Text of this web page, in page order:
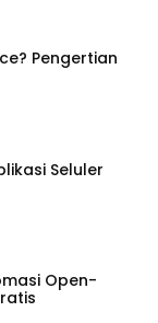
Pengertian
Seluler
Open-